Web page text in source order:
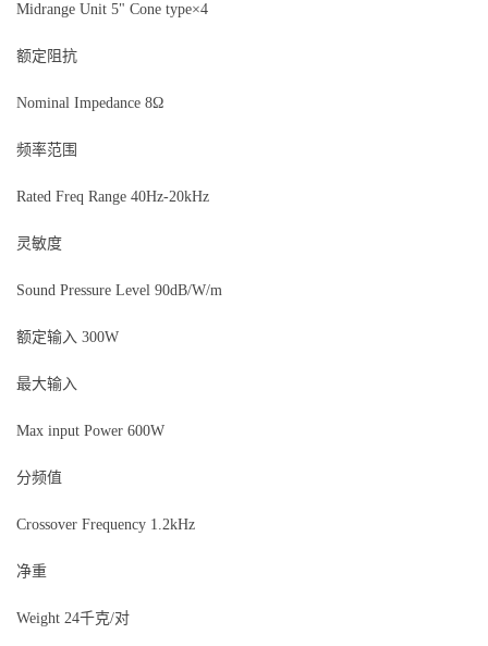
Midrange Unit 5" Cone type×4
额定阻抗
Nominal Impedance 8Ω
频率范围
Rated Freq Range 40Hz-20kHz
灵敏度
Sound Pressure Level 90dB/W/m
额定输入 300W
最大输入
Max input Power 600W
分频值
Crossover Frequency 1.2kHz
净重
Weight 24千克/对